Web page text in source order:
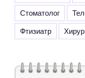
Стоматолог
Фтизиатр